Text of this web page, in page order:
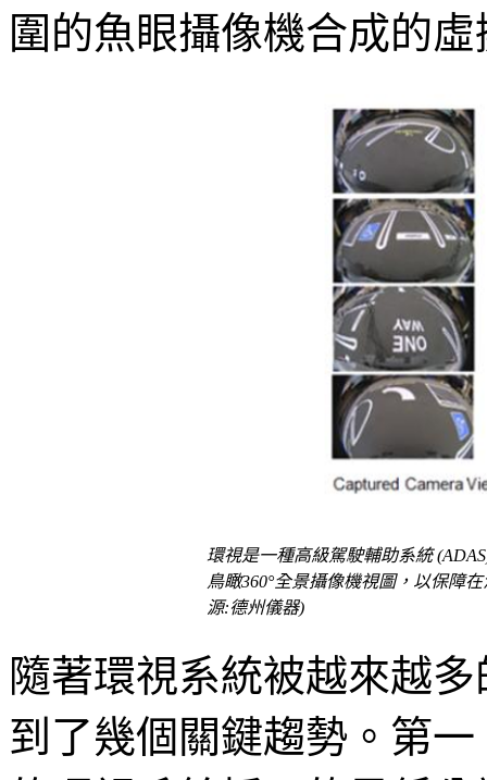
圍的魚眼攝像機合成的
環視是一種高級駕駛輔助系統
鳥瞰360°全景攝像機視圖，以保障
源:德州儀器)
隨著環視系統被越來越
到了幾個關鍵趨勢。第